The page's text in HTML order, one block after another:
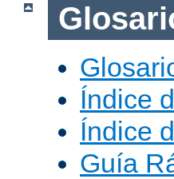
Índice
Índice
Guía